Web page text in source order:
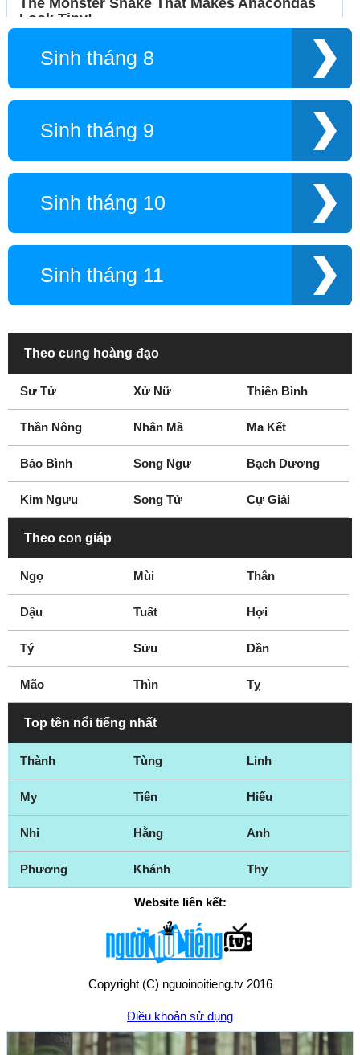
Sinh tháng 8
Sinh tháng 9
Sinh tháng 10
Sinh tháng 11
Theo cung hoàng đạo
Sư Tử Xử Nữ Thiên Bình
Thần Nông Nhân Mã Ma Kết
Bảo Bình Song Ngư Bạch Dương
Kim Ngưu Song Tử Cự Giải
Theo con giáp
Ngọ Mùi Thân
Dậu Tuất Hợi
Tý Sửu Dần
Mão Thìn Tỵ
Top tên nổi tiếng nhất
Thành Tùng Linh
My Tiên Hiếu
Nhi Hằng Anh
Phương Khánh Thy
Website liên kết:
Copyright (C) nguoinoitieng.tv 2016
Điều khoản sử dụng